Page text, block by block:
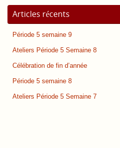
Articles récents
Période 5 semaine 9
Ateliers Période 5 Semaine 8
Célébration de fin d’année
Période 5 semaine 8
Ateliers Période 5 Semaine 7